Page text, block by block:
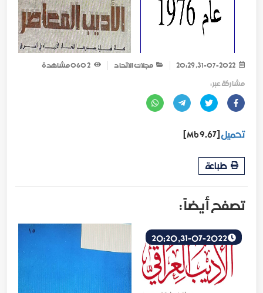
مجلات الاتحاد 2 060
مشاهدة
مشاركة عبر :
تحميل[9.67 Mb]
طباعة
تصفح أيضاً :